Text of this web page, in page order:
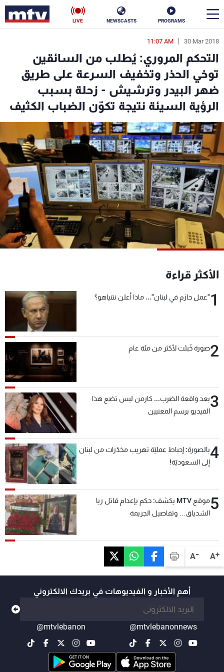
PROGRAMS
NEWSCASTS
LIVE
A+
A-
30 Mar 2018
11:07 AM
التحكم المروري: يُطلب من السائقين
توخي الحذر وتخفيف السرعة على طريق
ضهر البيدر وترشيش - زحلة بسبب
الرؤية السيئة نتيجة تكوّن الضباب الكثيف
الأكثر قراءة
1"عمل حازم في لبنان"... ماذا أعلن نتنياهو؟
2صورة خُبئت لأكثر من مئة عام
3بعد واقعة الضرب... كارمن لبس تضع هذا
الفيديو برسم المعنيين
4بالصورة: إحباط عمليّة تهريب مخدّرات من لبنان
إلى السعوديّة!
5
موقع MTV يكشف: حكم بإعدام قاتل ريا
الشدياق… وتفاصيل الجريمة
أهم الأخبار و الفيديوهات في بريدك الالكتروني
@mtvlebanonnews
@mtvlebanon
en
الأخبار
سياسة ناس
إقتصاد فن
منوعات رياضة
كأس العالم
البرامج
جدول البرامج
شاهد البرامج
الترددات
عن MTV
لاعلاناتكم
شروط الإسـتخدام